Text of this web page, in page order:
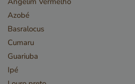
Azobé
Basralocus
Cumaru
Guariuba
Ipé